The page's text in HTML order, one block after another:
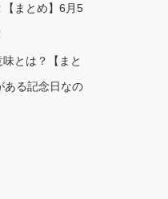
まとめ】6月5
とは？【まと
ある記念日なの